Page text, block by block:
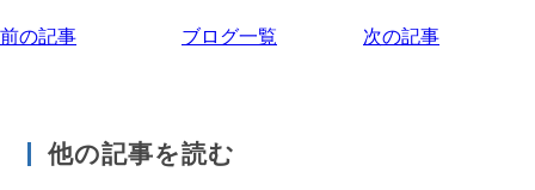
前の記事 ブログ一覧 次の記事
他の記事を読む